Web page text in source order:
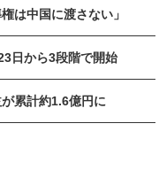
は中国に渡さない」
日から3段階で開始
累計約1.6億円に